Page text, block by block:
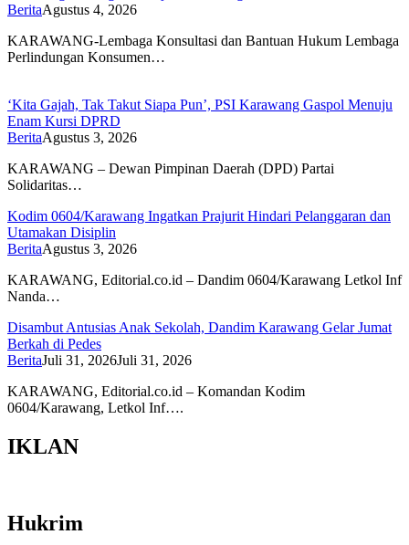
BeritaAgustus 4, 2026
KARAWANG-Lembaga Konsultasi dan Bantuan Hukum Lembaga
Perlindungan Konsumen…
‘Kita Gajah, Tak Takut Siapa Pun’, PSI Karawang Gaspol Menuju
Enam Kursi DPRD
BeritaAgustus 3, 2026
KARAWANG – Dewan Pimpinan Daerah (DPD) Partai
Solidaritas…
Kodim 0604/Karawang Ingatkan Prajurit Hindari Pelanggaran dan
Utamakan Disiplin
BeritaAgustus 3, 2026
KARAWANG, Editorial.co.id – Dandim 0604/Karawang Letkol Inf
Nanda…
Disambut Antusias Anak Sekolah, Dandim Karawang Gelar Jumat
Berkah di Pedes
BeritaJuli 31, 2026Juli 31, 2026
KARAWANG, Editorial.co.id – Komandan Kodim
0604/Karawang, Letkol Inf….
IKLAN
Hukrim